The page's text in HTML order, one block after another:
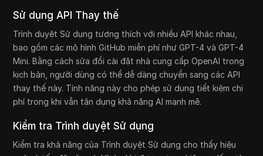
Sử dụng API Thay thế
Trình duyệt Sử dụng tương thích với nhiều API khác nhau,
bao gồm các mô hình GitHub miễn phí như GPT-4 và GPT-4
Mini. Bằng cách sửa đổi cài đặt nhà cung cấp OpenAI trong
kịch bản, người dùng có thể dễ dàng chuyển sang các API
thay thế này. Tính năng này cho phép sử dụng tiết kiệm chi
phí trong khi vẫn tận dụng khả năng AI mạnh mẽ.
Kiểm tra Trình duyệt Sử dụng
Kiểm tra khả năng của Trình duyệt Sử dụng cho thấy hiệu